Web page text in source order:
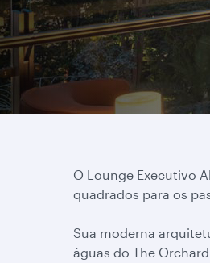
O Lounge Executivo
quadrados para os
Sua moderna
águas do The